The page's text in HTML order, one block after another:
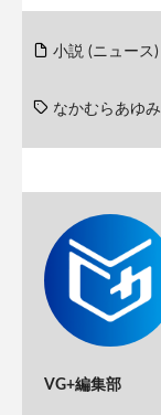
小説 (ニュース)
なかむらあゆみ
VG+編集部